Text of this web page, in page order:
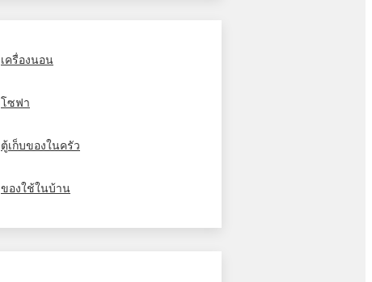
เครื่องนอน
โซฟา
ตู้เก็บของในครัว
ของใช้ในบ้าน